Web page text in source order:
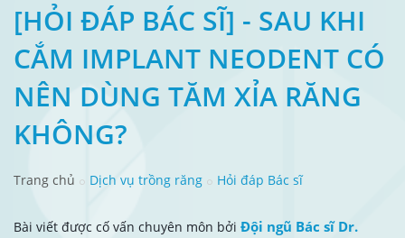
[HỎI ĐÁP BÁC SĨ] - SAU KHI
CẮM IMPLANT NEODENT CÓ
NÊN DÙNG TĂM XỈA RĂNG
KHÔNG?
Trang chủ Dịch vụ trồng răng Hỏi đáp Bác sĩ
Bài viết được cố vấn chuyên môn bởi Đội ngũ Bác sĩ Dr.